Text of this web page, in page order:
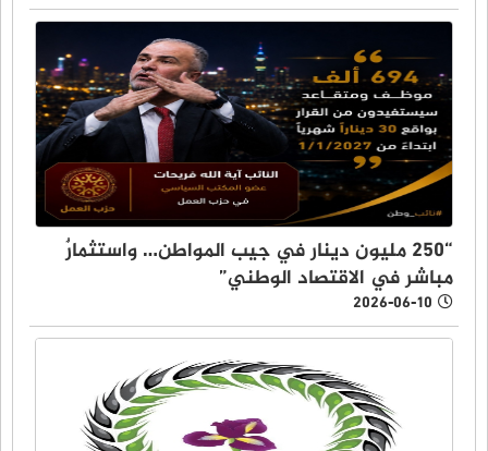
“250 مليون دينار في جيب المواطن… واستثمارٌ
مباشر في الاقتصاد الوطني”
2026-06-10